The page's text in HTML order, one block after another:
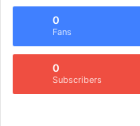
0
Fans
0
Subscribers